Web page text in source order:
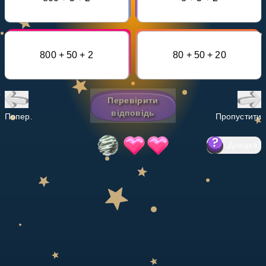
НАВЧАЛЬНИЙ ПЛАН
Увійти800 + 50 + 2 80 + 50 + 20
Попер.
Перевірити
відповідь
Пропустити
?